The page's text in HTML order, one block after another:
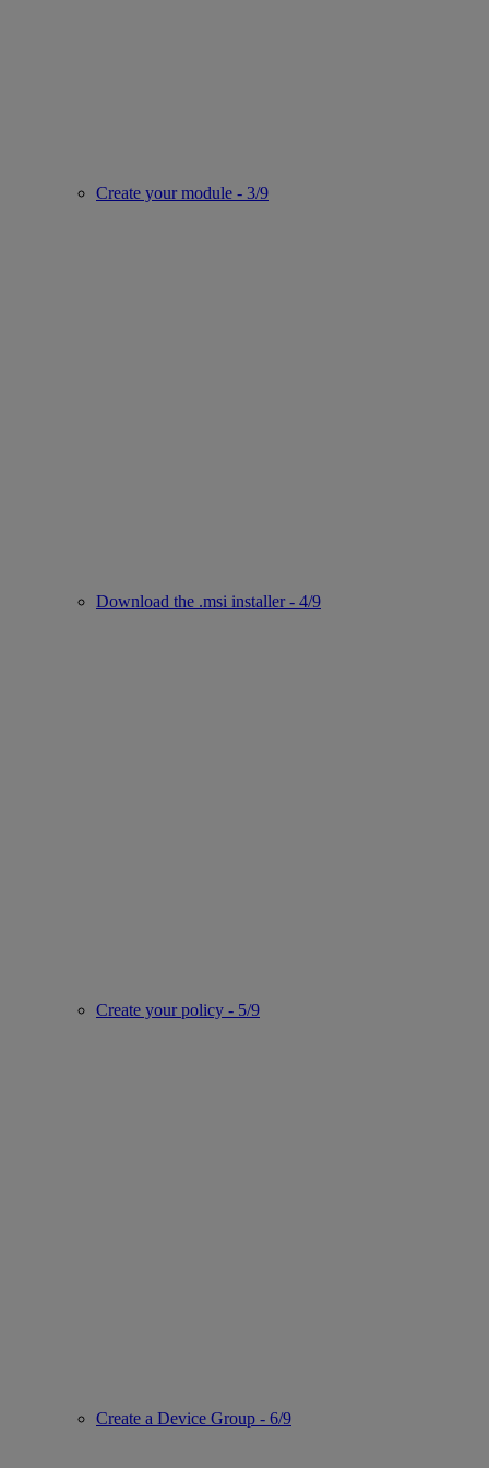
Create your module - 3/9
Download the .msi installer - 4/9
Create your policy - 5/9
Create a Device Group - 6/9